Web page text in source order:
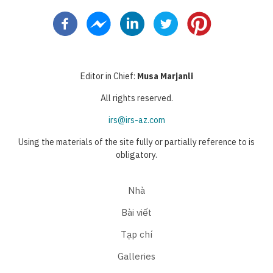
thời
Editor in Chief: Musa Marjanli
All rights reserved.
irs@irs-az.com
Using the materials of the site fully or partially reference to is
obligatory.
Nhà
Bài viết
Tạp chí
Galleries